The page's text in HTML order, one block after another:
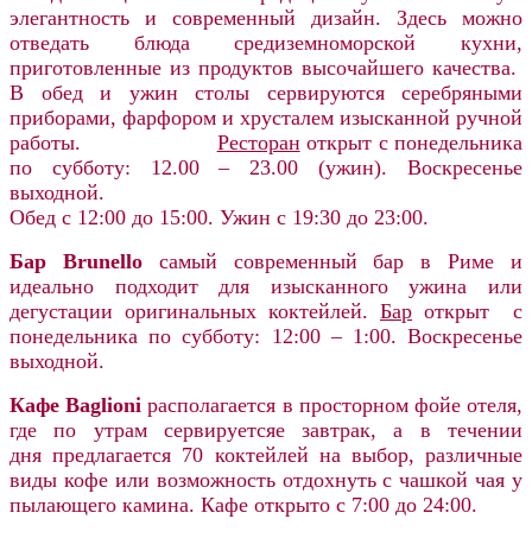
элегантность и современный дизайн. Здесь можно
отведать блюда средиземноморской кухни,
приготовленные из продуктов высочайшего качества.
В обед и ужин столы сервируются серебряными
приборами, фарфором и хрусталем изысканной ручной
работы. Ресторан открыт с понедельника
по субботу: 12.00 – 23.00 (ужин). Воскресенье
выходной.
Обед с 12:00 до 15:00. Ужин с 19:30 до 23:00.
Бар Brunelloсамый современный бар в Риме и
идеально подходит для изысканного ужина или
дегустации оригинальных коктейлей. Бар открыт с
понедельника по субботу: 12:00 – 1:00. Воскресенье
выходной.
Кафе Baglioni располагается в просторном фойе отеля,
где по утрам сервируетсяе завтрак, а в течении
дня предлагается 70 коктейлей на выбор, различные
виды кофе или возможность отдохнуть с чашкой чая у
пылающего камина. Кафе открыто с 7:00 до 24:00.